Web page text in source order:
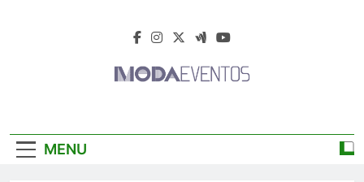
2026 – Desfiles
Feiras De Moda 2026 – Feiras De Moda No
MENU